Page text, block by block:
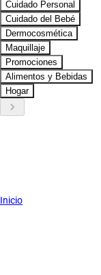
Cuidado Personal
Cuidado del Bebé
Dermocosmética
Maquillaje
Promociones
Alimentos y Bebidas
Hogar
keyboard_arrow_right
Inicio